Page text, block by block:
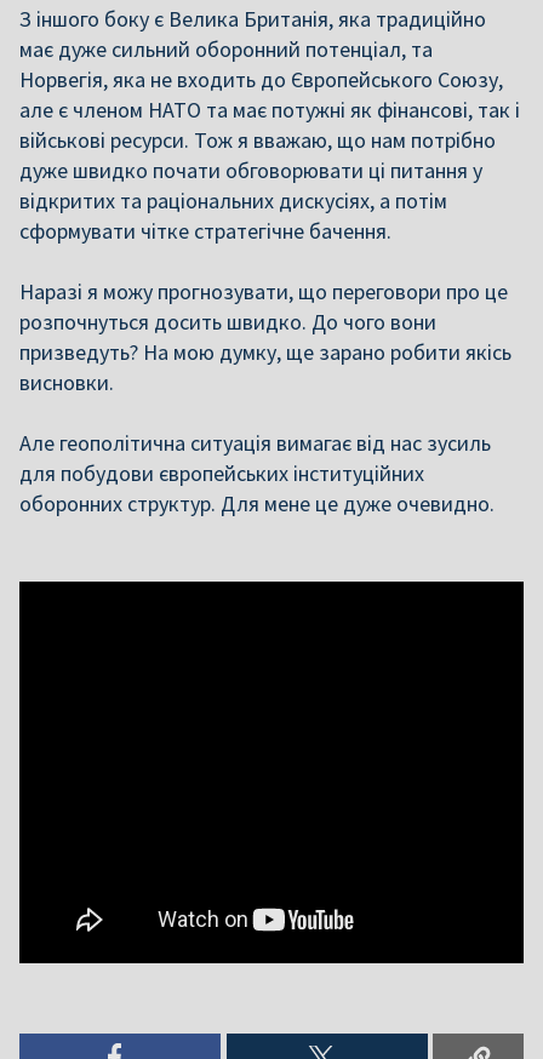
З іншого боку є Велика Британія, яка традиційно
має дуже сильний оборонний потенціал, та
Норвегія, яка не входить до Європейського Союзу,
але є членом НАТО та має потужні як фінансові, так і
військові ресурси. Тож я вважаю, що нам потрібно
дуже швидко почати обговорювати ці питання у
відкритих та раціональних дискусіях, а потім
сформувати чітке стратегічне бачення.
Наразі я можу прогнозувати, що переговори про це
розпочнуться досить швидко. До чого вони
призведуть? На мою думку, ще зарано робити якісь
висновки.
Але геополітична ситуація вимагає від нас зусиль
для побудови європейських інституційних
оборонних структур. Для мене це дуже очевидно.